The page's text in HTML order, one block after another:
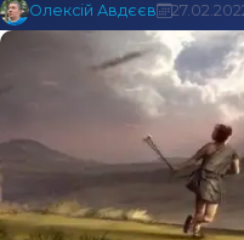
Олексій Авдєєв